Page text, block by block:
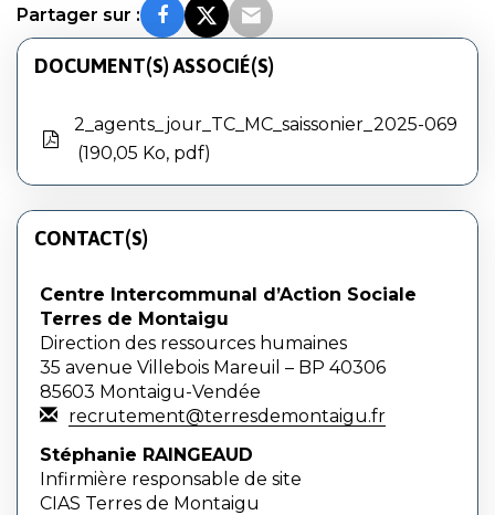
Partager sur :
DOCUMENT(S) ASSOCIÉ(S)
2_agents_jour_TC_MC_saissonier_2025-069
190,05 Ko, pdf
CONTACT(S)
Centre Intercommunal d’Action Sociale
Terres de Montaigu
Direction des ressources humaines
35 avenue Villebois Mareuil – BP 40306
85603 Montaigu-Vendée
recrutement@terresdemontaigu.fr
Stéphanie RAINGEAUD
Infirmière responsable de site
CIAS Terres de Montaigu